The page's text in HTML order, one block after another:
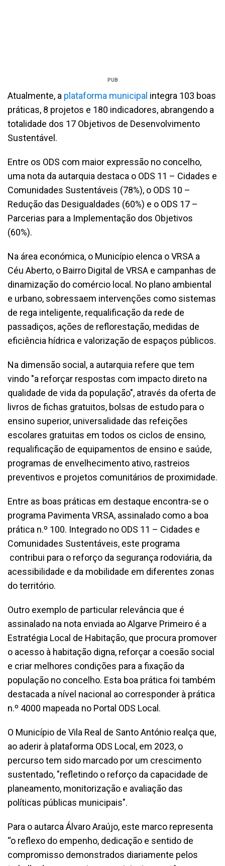
PUB
Atualmente, a plataforma municipal integra 103 boas
práticas, 8 projetos e 180 indicadores, abrangendo a
totalidade dos 17 Objetivos de Desenvolvimento
Sustentável.
Entre os ODS com maior expressão no concelho,
uma nota da autarquia destaca o ODS 11 – Cidades e
Comunidades Sustentáveis (78%), o ODS 10 –
Redução das Desigualdades (60%) e o ODS 17 –
Parcerias para a Implementação dos Objetivos
(60%).
Na área económica, o Município elenca o VRSA a
Céu Aberto, o Bairro Digital de VRSA e campanhas de
dinamização do comércio local. No plano ambiental
e urbano, sobressaem intervenções como sistemas
de rega inteligente, requalificação da rede de
passadiços, ações de reflorestação, medidas de
eficiência hídrica e valorização de espaços públicos.
Na dimensão social, a autarquia refere que tem
vindo "a reforçar respostas com impacto direto na
qualidade de vida da população", através da oferta de
livros de fichas gratuitos, bolsas de estudo para o
ensino superior, universalidade das refeições
escolares gratuitas em todos os ciclos de ensino,
requalificação de equipamentos de ensino e saúde,
programas de envelhecimento ativo, rastreios
preventivos e projetos comunitários de proximidade.
Entre as boas práticas em destaque encontra-se o
programa Pavimenta VRSA, assinalado como a boa
prática n.º 100. Integrado no ODS 11 – Cidades e
Comunidades Sustentáveis, este programa
contribui para o reforço da segurança rodoviária, da
acessibilidade e da mobilidade em diferentes zonas
do território.
Outro exemplo de particular relevância que é
assinalado na nota enviada ao Algarve Primeiro é a
Estratégia Local de Habitação, que procura promover
o acesso à habitação digna, reforçar a coesão social
e criar melhores condições para a fixação da
população no concelho. Esta boa prática foi também
destacada a nível nacional ao corresponder à prática
n.º 4000 mapeada no Portal ODS Local.
O Município de Vila Real de Santo António realça que,
ao aderir à plataforma ODS Local, em 2023, o
percurso tem sido marcado por um crescimento
sustentado, "refletindo o reforço da capacidade de
planeamento, monitorização e avaliação das
políticas públicas municipais".
Para o autarca Álvaro Araújo, este marco representa
“o reflexo do empenho, dedicação e sentido de
compromisso demonstrados diariamente pelos